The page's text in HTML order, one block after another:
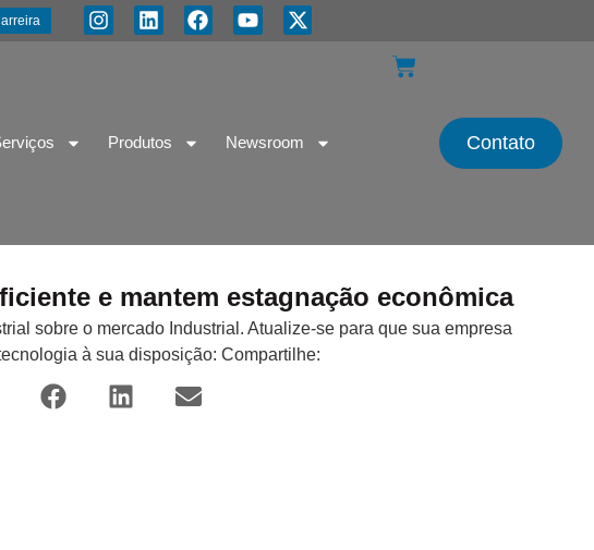
Produtos Newsroom Contato
e mantem estagnação econômica
sobre o mercado Industrial. Atualize-se para que sua empresa
à sua disposição: Compartilhe: